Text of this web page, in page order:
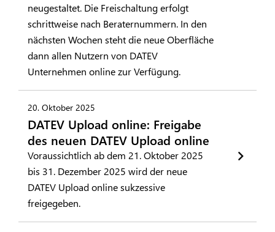
neugestaltet. Die Freischaltung erfolgt
schrittweise nach Beraternummern. In den
nächsten Wochen steht die neue Oberfläche
dann allen Nutzern von DATEV
Unternehmen online zur Verfügung.
20. Oktober 2025
DATEV Upload online: Freigabe
des neuen DATEV Upload online
Voraussichtlich ab dem 21. Oktober 2025
bis 31. Dezember 2025 wird der neue
DATEV Upload online sukzessive
freigegeben.